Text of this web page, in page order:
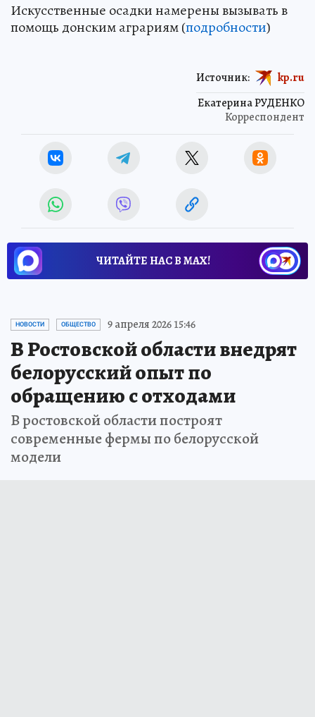
Искусственные осадки намерены вызывать в
помощь донским аграриям (подробности)
Екатерина РУДЕНКО
Корреспондент
Источник: kp.ru
ЧИТАЙТЕ НАС В МАХ!
НОВОСТИ ОБЩЕСТВО 9 апреля 2026 15:46
В Ростовской области внедрят
белорусский опыт по
обращению с отходами
В ростовской области построят
современные фермы по белорусской
модели